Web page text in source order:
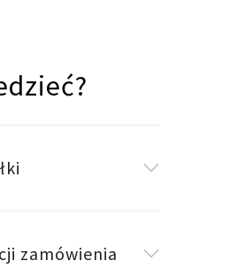
zamówienia